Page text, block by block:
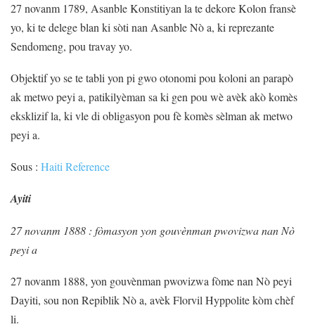
27 novanm 1789, Asanble Konstitiyan la te dekore Kolon fransè
yo, ki te delege blan ki sòti nan Asanble Nò a, ki reprezante
Sendomeng, pou travay yo.
Objektif yo se te tabli yon pi gwo otonomi pou koloni an parapò
ak metwo peyi a, patikilyèman sa ki gen pou wè avèk akò komès
eksklizif la, ki vle di obligasyon pou fè komès sèlman ak metwo
peyi a.
Sous : Haiti Reference
Ayiti
27 novanm 1888 : fòmasyon yon gouvènman pwovizwa nan Nò
peyi a
27 novanm 1888, yon gouvènman pwovizwa fòme nan Nò peyi
Dayiti, sou non Repiblik Nò a, avèk Florvil Hyppolite kòm chèf
li.